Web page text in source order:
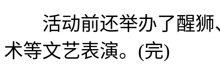
活动前还举办了醒狮
术等文艺表演。(完)